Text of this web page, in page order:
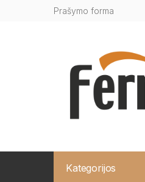
Prašymo forma
Kategorijos